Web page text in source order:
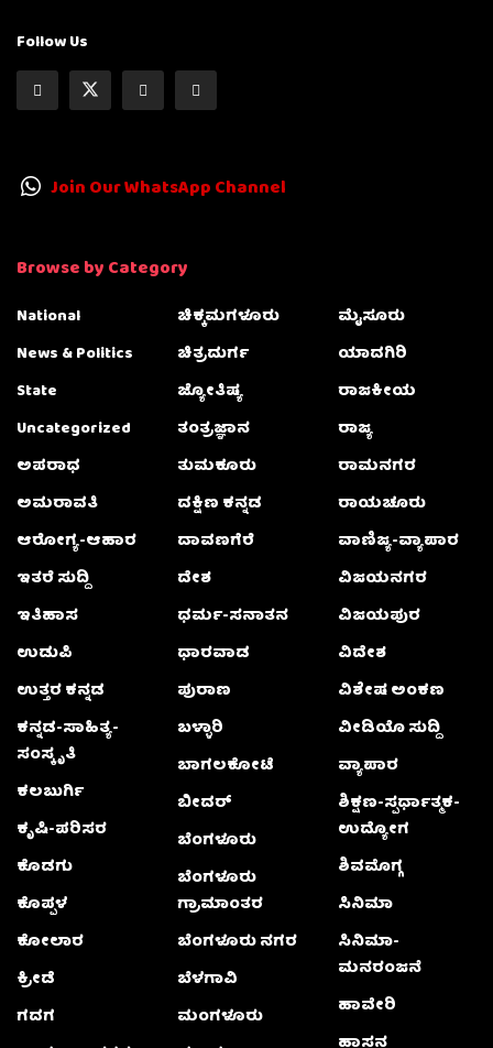
Follow Us
Join Our WhatsApp Channel
Browse by Category
National
News & Politics
State
Uncategorized
ಅಪರಾಧ
ಅಮರಾವತಿ
ಆರೋಗ್ಯ-ಆಹಾರ
ಇತರೆ ಸುದ್ದಿ
ಇತಿಹಾಸ
ಉಡುಪಿ
ಉತ್ತರ ಕನ್ನಡ
ಕನ್ನಡ-ಸಾಹಿತ್ಯ-
ಸಂಸ್ಕೃತಿ
ಕಲಬುರ್ಗಿ
ಕೃಷಿ-ಪರಿಸರ
ಕೊಡಗು
ಕೊಪ್ಪಳ
ಕೋಲಾರ
ಕ್ರೀಡೆ
ಗದಗ
ಚಿಕ್ಕಮಗಳೂರು
ಚಿತ್ರದುರ್ಗ
ಜ್ಯೋತಿಷ್ಯ
ತಂತ್ರಜ್ಞಾನ
ತುಮಕೂರು
ದಕ್ಷಿಣ ಕನ್ನಡ
ದಾವಣಗೆರೆ
ದೇಶ
ಧರ್ಮ-ಸನಾತನ
ಧಾರವಾಡ
ಪುರಾಣ
ಬಳ್ಳಾರಿ
ಬಾಗಲಕೋಟೆ
ಬೀದರ್
ಬೆಂಗಳೂರು
ಬೆಂಗಳೂರು
ಗ್ರಾಮಾಂತರ
ಬೆಂಗಳೂರು ನಗರ
ಬೆಳಗಾವಿ
ಮಂಗಳೂರು
ಮೈಸೂರು
ಯಾದಗಿರಿ
ರಾಜಕೀಯ
ರಾಜ್ಯ
ರಾಮನಗರ
ರಾಯಚೂರು
ವಾಣಿಜ್ಯ-ವ್ಯಾಪಾರ
ವಿಜಯನಗರ
ವಿಜಯಪುರ
ವಿದೇಶ
ವಿಶೇಷ ಅಂಕಣ
ವೀಡಿಯೊ ಸುದ್ದಿ
ವ್ಯಾಪಾರ
ಶಿಕ್ಷಣ-ಸ್ಪರ್ಧಾತ್ಮಕ-
ಉದ್ಯೋಗ
ಶಿವಮೊಗ್ಗ
ಸಿನಿಮಾ
ಸಿನಿಮಾ-
ಮನರಂಜನೆ
ಹಾವೇರಿ